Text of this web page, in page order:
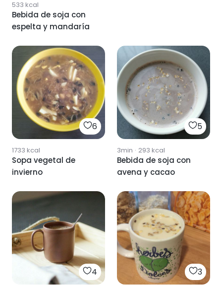
533 kcal
Bebida de soja con
espelta y mandaría
6
1733 kcal
Sopa vegetal de
invierno
5
3min · 293 kcal
Bebida de soja con
avena y cacao
4 3